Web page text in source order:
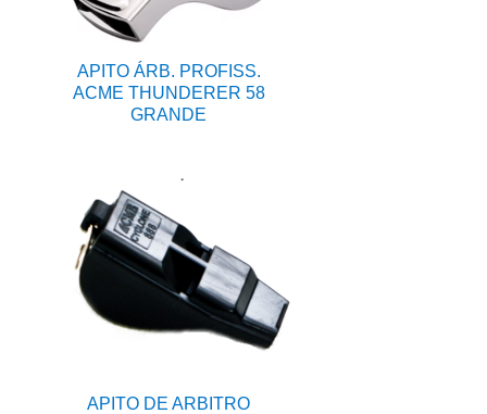
APITO ÁRB. PROFISS.
ACME THUNDERER 58
GRANDE
APITO DE ARBITRO